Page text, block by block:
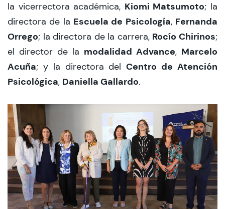
la vicerrectora académica, Kiomi Matsumoto; la
directora de la Escuela de Psicología, Fernanda
Orrego; la directora de la carrera, Rocío Chirinos;
el director de la modalidad Advance, Marcelo
Acuña; y la directora delCentro de Atención
Psicológica, Daniella Gallardo.